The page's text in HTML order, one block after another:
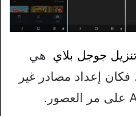
جوجل بلاي هي
فكان إعداد مصادر غير